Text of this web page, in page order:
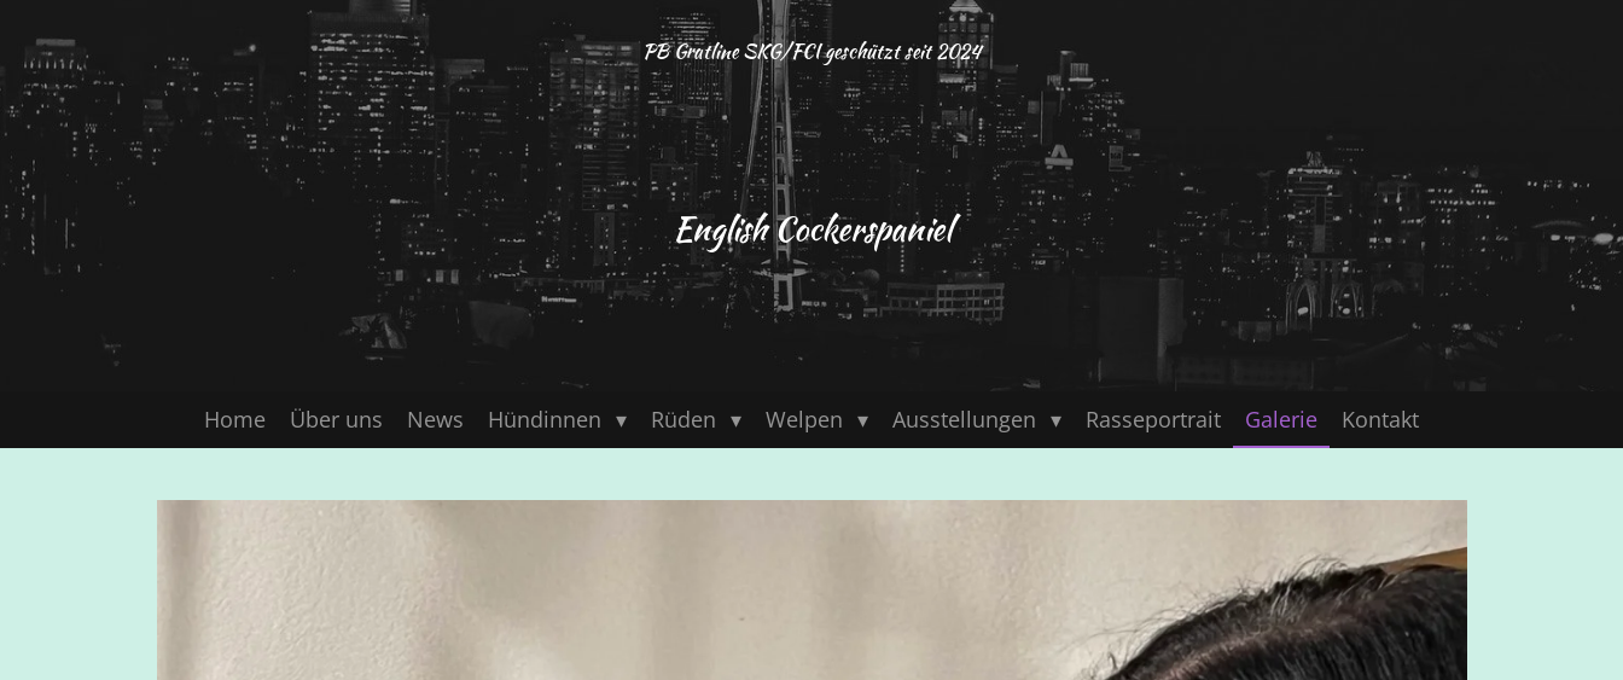
Hauptinhalt
springen
PB Gratline SKG/FCI geschützt seit 2024
English Cockerspaniel
Home Über uns News Hündinnen Rüden Welpen Ausstellungen Rasseportrait Galerie Kontakt